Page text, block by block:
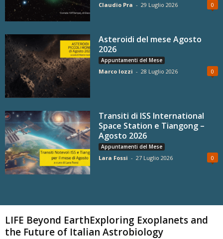
Claudio Pra - 29 Luglio 2026 0
Asteroidi del mese Agosto
2026
Appuntamenti del Mese
Marco Iozzi - 28 Luglio 2026 0
Transiti di ISS International
Space Station e Tiangong –
Agosto 2026
Appuntamenti del Mese
Lara Fossi - 27 Luglio 2026 0
LIFE Beyond EarthExploring Exoplanets and
the Future of Italian Astrobiology